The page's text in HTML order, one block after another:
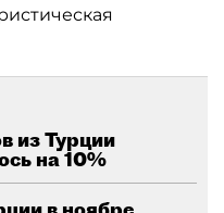
из Турции
на 10%